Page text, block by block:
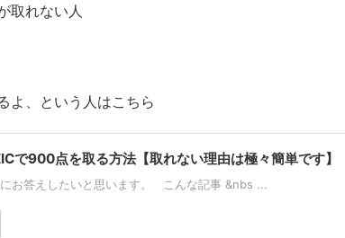
取れない人
よ、という人はこちら
で900点を取る方法【取れない理由は極々簡単です】
お答えしたいと思います。 こんな記事 &nbs ...